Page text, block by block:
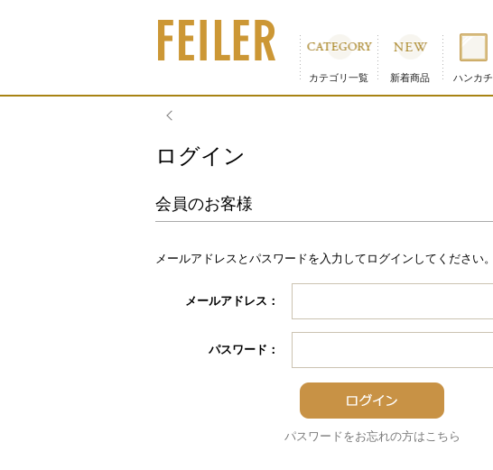
カテゴリ一覧 新着商品 ハンカチ
ログイン
会員のお客様
メールアドレスとパスワードを入力してログインしてください。
メールアドレス：
パスワード：
パスワードをお忘れの方はこちら